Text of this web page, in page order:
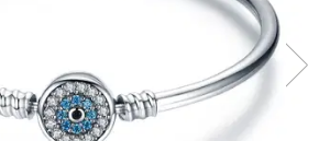
cu aur